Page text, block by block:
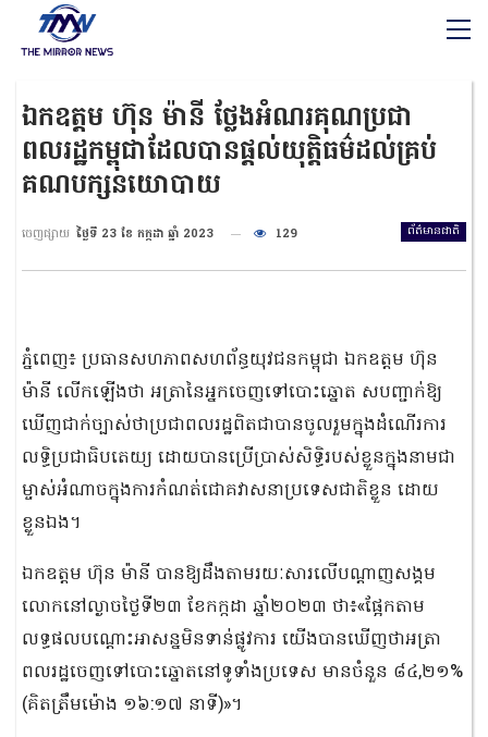
ឯកឧត្តម ហ៊ុន ម៉ានី ថ្លែងអំណរគុណប្រជា
ពលរដ្ឋកម្ពុជាដែលបានផ្តល់យុត្តិធម៌ដល់គ្រប់
គណបក្សនយោបាយ
ព័ត៌មានជាតិ
ចេញផ្សាយ ថ្ងៃទី 23 ខែ កក្កដា ឆ្នាំ 2023 129
ភ្នំពេញ៖ ប្រធានសហភាពសហព័ន្ធយុវជនកម្ពុជា ឯកឧត្តម ហ៊ុន
ម៉ានី លើកឡើងថា អត្រានៃអ្នកចេញទៅបោះឆ្នោត សបញ្ជាក់ឱ្យ
ឃើញជាក់ច្បាស់ថាប្រជាពលរដ្ឋពិតជាបានចូលរួមក្នុងដំណើរការ
លទ្ធិប្រជាធិបតេយ្យ ដោយបានប្រើប្រាស់សិទ្ធិរបស់ខ្លួនក្នុងនាមជា
ម្ចាស់អំណាចក្នុងការកំណត់ជោគវាសនាប្រទេសជាតិខ្លួន ដោយ
ខ្លួនឯង។
ឯកឧត្តម ហ៊ុន ម៉ានី បានឱ្យដឹងតាមរយៈសារលើបណ្តាញសង្គម
លោកនៅល្ងាចថ្ងៃទី២៣ ខែកក្កដា ឆ្នាំ២០២៣ ថា៖«ផ្អែកតាម
លទ្ធផលបណ្តោះអាសន្នមិនទាន់ផ្លូវការ យើងបានឃើញថាអត្រា
ពលរដ្ឋចេញទៅបោះឆ្នោតនៅទូទាំងប្រទេស មានចំនួន ៨៤,២១%
(គិតត្រឹមម៉ោង ១៦:១៧ នាទី)»។